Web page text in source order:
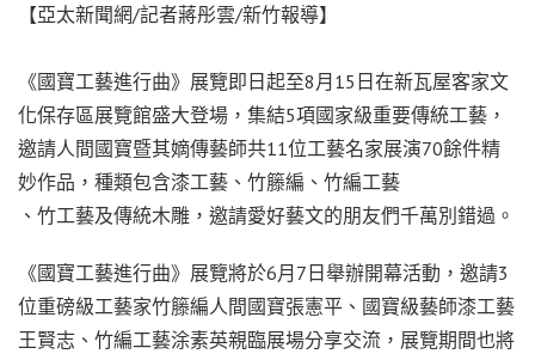
【亞太新聞網/記者蔣彤雲/新竹報導】
《國寶工藝進行曲》展覽即日起至8月15日在新瓦屋客家文
化保存區展覽館盛大登場，集結5項國家級重要傳統工藝，
邀請人間國寶暨其嫡傳藝師共11位工藝名家展演70餘件精
妙作品，種類包含漆工藝、竹籐編、竹編工藝
、竹工藝及傳統木雕，邀請愛好藝文的朋友們千萬別錯過。
《國寶工藝進行曲》展覽將於6月7日舉辦開幕活動，邀請3
位重磅級工藝家竹籐編人間國寶張憲平、國寶級藝師漆工藝
王賢志、竹編工藝涂素英親臨展場分享交流，展覽期間也將